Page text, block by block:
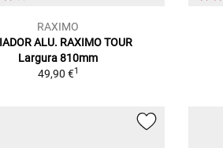
RAXIMO
ALU. RAXIMO TOUR
Largura 810mm
49,90 €1